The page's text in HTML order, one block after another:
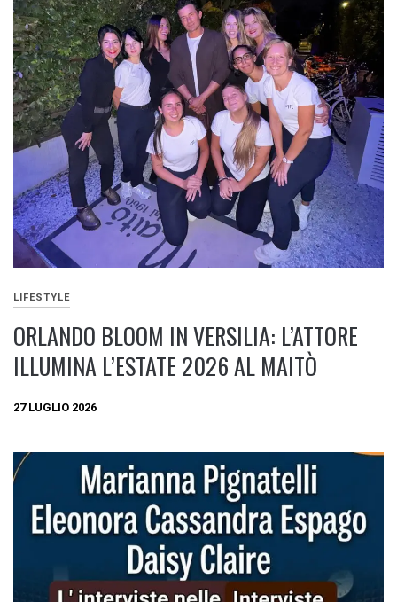
LIFESTYLE
ORLANDO BLOOM IN VERSILIA: L’ATTORE
ILLUMINA L’ESTATE 2026 AL MAITÒ
27 LUGLIO 2026